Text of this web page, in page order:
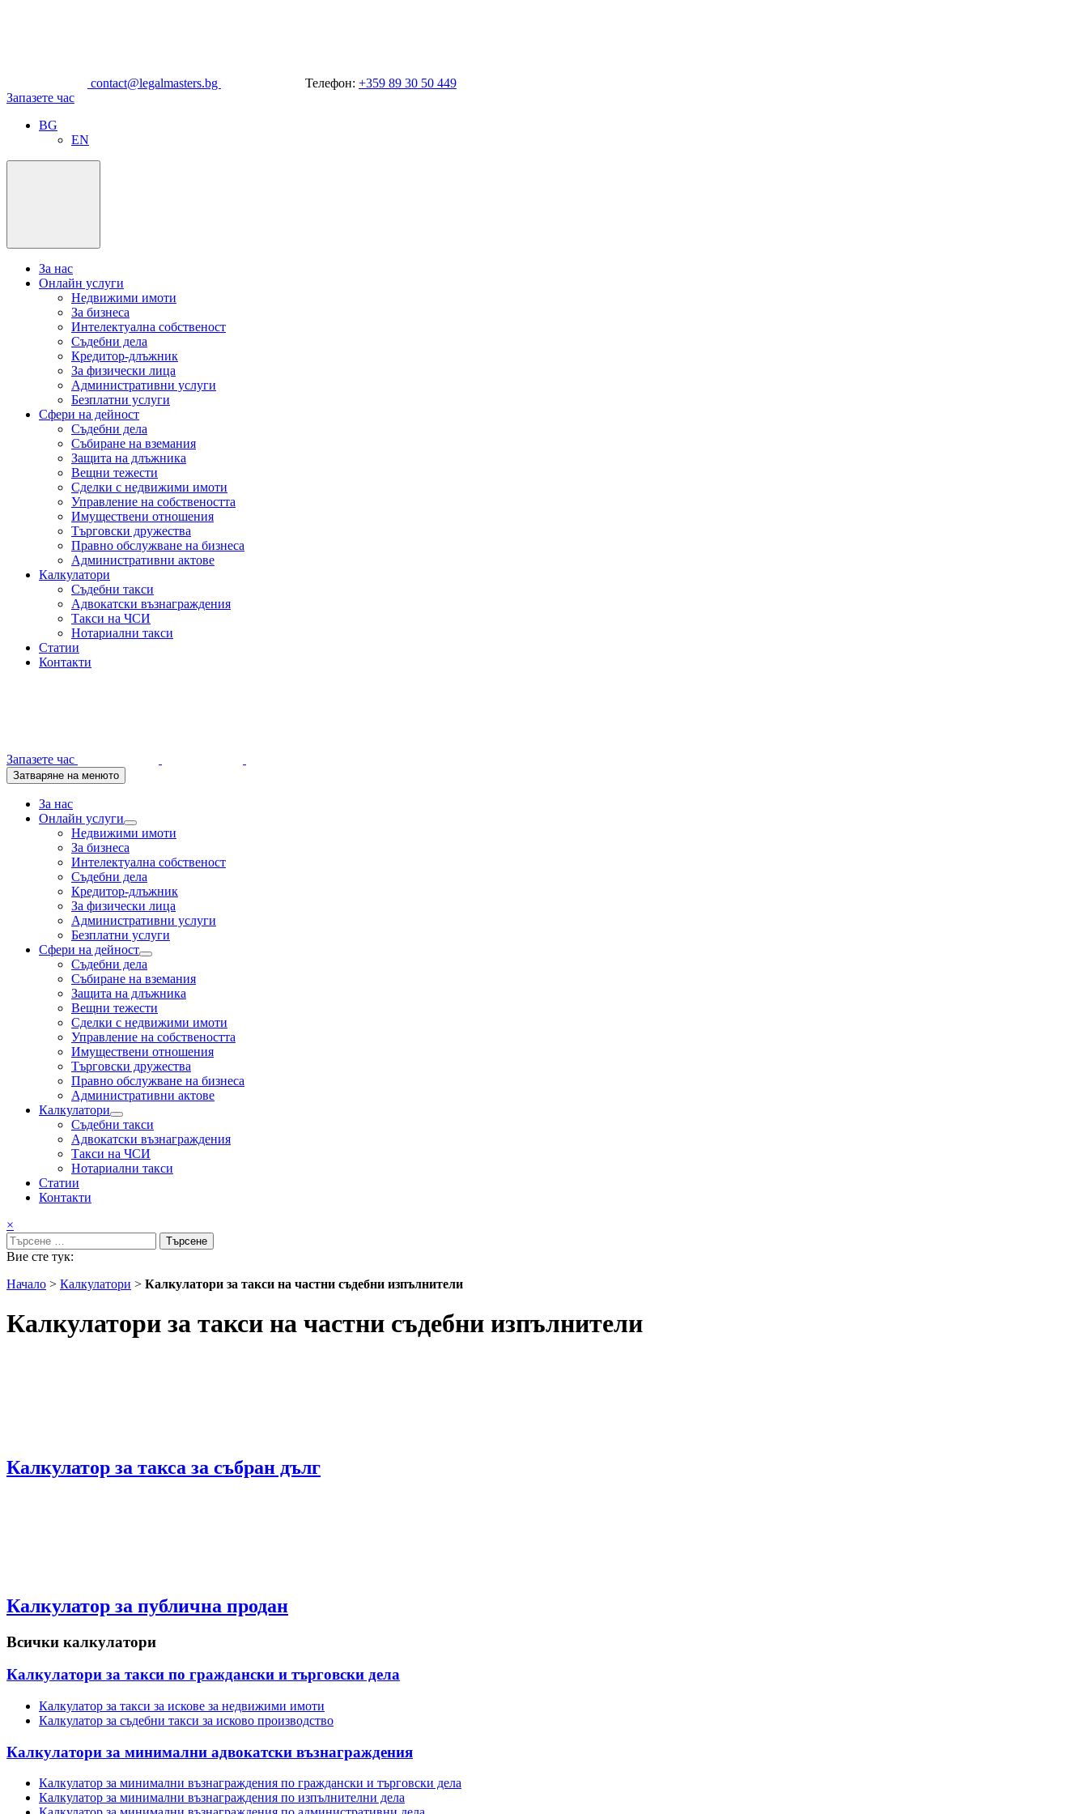
contact@legalmasters.bg Телефон: +359 89 30 50 449
Запазете час
BG
EN
Меню
За нас
Онлайн услуги
Недвижими имоти
За бизнеса
Интелектуална собственост
Съдебни дела
Кредитор-длъжник
За физически лица
Административни услуги
Безплатни услуги
Сфери на дейност
Съдебни дела
Събиране на вземания
Защита на длъжника
Вещни тежести
Сделки с недвижими имоти
Управление на собствеността
Имуществени отношения
Търговски дружества
Правно обслужване на бизнеса
Административни актове
Калкулатори
Съдебни такси
Адвокатски възнаграждения
Такси на ЧСИ
Нотариални такси
Статии
Контакти
Запазете час
Затваряне на менюто
За нас
Онлайн услуги
Подменю
Недвижими имоти
За бизнеса
Интелектуална собственост
Съдебни дела
Кредитор-длъжник
За физически лица
Административни услуги
Безплатни услуги
Сфери на дейност
Подменю
Съдебни дела
Събиране на вземания
Защита на длъжника
Вещни тежести
Сделки с недвижими имоти
Управление на собствеността
Имуществени отношения
Търговски дружества
Правно обслужване на бизнеса
Административни актове
Калкулатори
Подменю
Съдебни такси
Адвокатски възнаграждения
Такси на ЧСИ
Нотариални такси
Статии
Контакти
×
Търсене
за:
Вие сте тук:
Начало > Калкулатори > Калкулатори за такси на частни съдебни изпълнители
Калкулатори за такси на частни съдебни изпълнители
Калкулатор за такса за събран дълг
Калкулатор за публична продан
Всички калкулатори
Калкулатори за такси по граждански и търговски дела
Калкулатор за такси за искове за недвижими имоти
Калкулатор за съдебни такси за исково производство
Калкулатори за минимални адвокатски възнаграждения
Калкулатор за минимални възнаграждения по граждански и търговски дела
Калкулатор за минимални възнаграждения по изпълнителни дела